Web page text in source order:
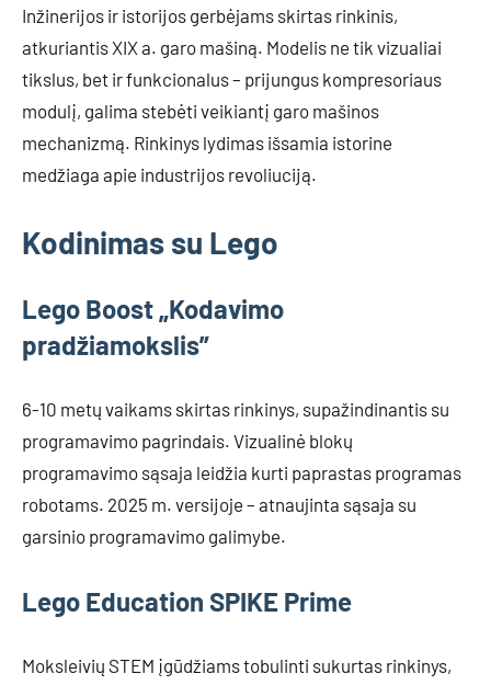
Inžinerijos ir istorijos gerbėjams skirtas rinkinis,
atkuriantis XIX a. garo mašiną. Modelis ne tik vizualiai
tikslus, bet ir funkcionalus – prijungus kompresoriaus
modulį, galima stebėti veikiantį garo mašinos
mechanizmą. Rinkinys lydimas išsamia istorine
medžiaga apie industrijos revoliuciją.
Kodinimas su Lego
Lego Boost „Kodavimo
pradžiamokslis”
6-10 metų vaikams skirtas rinkinys, supažindinantis su
programavimo pagrindais. Vizualinė blokų
programavimo sąsaja leidžia kurti paprastas programas
robotams. 2025 m. versijoje – atnaujinta sąsaja su
garsinio programavimo galimybe.
Lego Education SPIKE Prime
Moksleivių STEM įgūdžiams tobulinti sukurtas rinkinys,